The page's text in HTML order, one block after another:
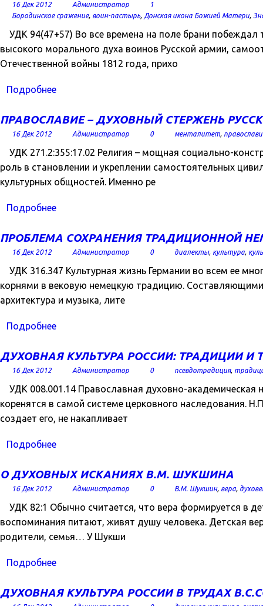
16 Дек 2012 Администратор
1
Бородинское сражение, воин-пастырь, Донская икона Божией Матери,
УДК 94(47+57) Во все времена на поле брани
высокого морального духа воинов Русской армии,
Отечественной войны 1812 года, прихо
Подробнее
ПРАВОСЛАВИЕ – ДУХОВНЫЙ СТЕРЖЕНЬ
16 Дек 2012 Администратор 0 менталитет,
УДК 271.2:355:17.02 Религия – мощная социально-
роль в становлении и укреплении самостоятельных
культурных общностей. Именно ре
Подробнее
ПРОБЛЕМА СОХРАНЕНИЯ ТРАДИЦИОННОЙ
16 Дек 2012 Администратор 0 диалекты, культура,
УДК 316.347 Культурная жизнь Германии во всем ее
корнями в вековую немецкую традицию. Составляющими
архитектура и музыка, лите
Подробнее
ДУХОВНАЯ КУЛЬТУРА РОССИИ: ТРАДИЦИИ
16 Дек 2012 Администратор 0 псевдотрадиция,
УДК 008.001.14 Православная духовно-академическая
коренятся в самой системе церковного наследования.
создает его, не накапливает
Подробнее
О ДУХОВНЫХ ИСКАНИЯХ В.М. ШУКШИНА
16 Дек 2012 Администратор 0 В.М. Шукшин, вера,
УДК 82:1 Обычно считается, что вера формируется в
воспоминания питают, живят душу человека. Детская
родители, семья… У Шукши
Подробнее
ДУХОВНАЯ КУЛЬТУРА РОССИИ В ТРУДАХ